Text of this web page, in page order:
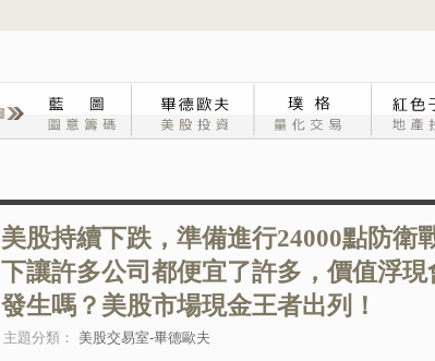
美股持續下跌，準備進行24000點防衛
下讓許多公司都便宜了許多，價值浮
發生嗎？美股市場現金王者出列！
主題分類： 美股交易室-畢德歐夫